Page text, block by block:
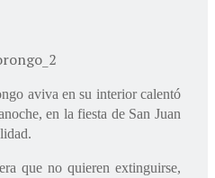
aviva en su interior calentó
en la fiesta de San Juan
que no quieren extinguirse,